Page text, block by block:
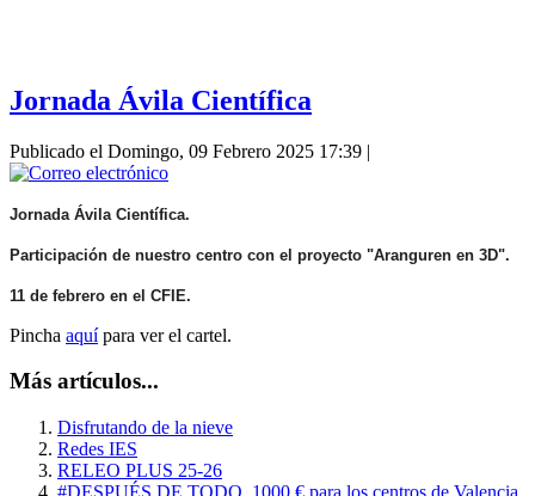
Jornada Ávila Científica
Publicado el Domingo, 09 Febrero 2025 17:39 |
Jornada Ávila Científica.
Participación de nuestro centro con el proyecto "Aranguren en 3D".
11 de febrero en el CFIE.
Pincha aquípara ver el cartel.
Más artículos...
Disfrutando de la nieve
Redes IES
RELEO PLUS 25-26